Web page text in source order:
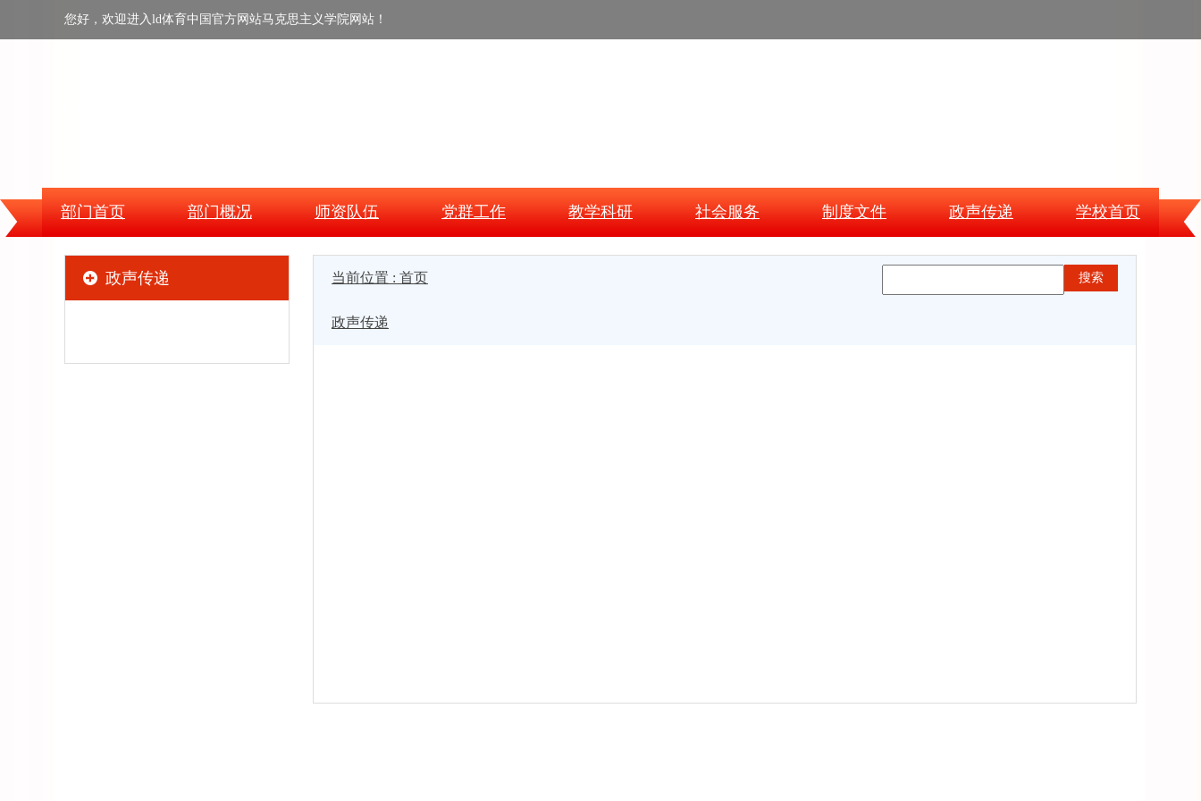
您好，欢迎进入ld体育中国官方网站马克思主义学院网站！
部门首页 部门概况 师资队伍 党群工作 教学科研 社会服务 制度文件 政声传递 学校首页
政声传递 当前位置 : 首页
政声传递
搜索